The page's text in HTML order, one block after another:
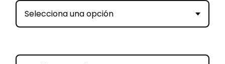
Selecciona una opción